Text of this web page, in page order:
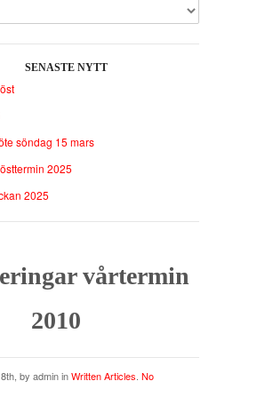
SENASTE NYTT
söndag 15 mars
2025
2025
vårtermin
2010
by admin inWritten Articles No